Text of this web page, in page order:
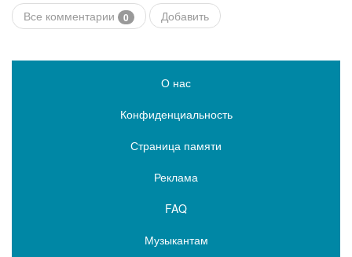
Все комментарии 0 Добавить
О нас
Конфиденциальность
Страница памяти
Реклама
FAQ
Музыкантам